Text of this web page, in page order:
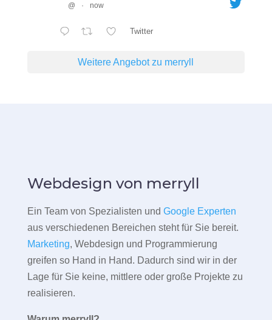
@ · now
Twitter
Weitere Angebot zu merryll
Webdesign von merryll
Ein Team von Spezialisten und Google Experten
aus verschiedenen Bereichen steht für Sie bereit.
Marketing, Webdesign und Programmierung
greifen so Hand in Hand. Dadurch sind wir in der
Lage für Sie keine, mittlere oder große Projekte zu
realisieren.